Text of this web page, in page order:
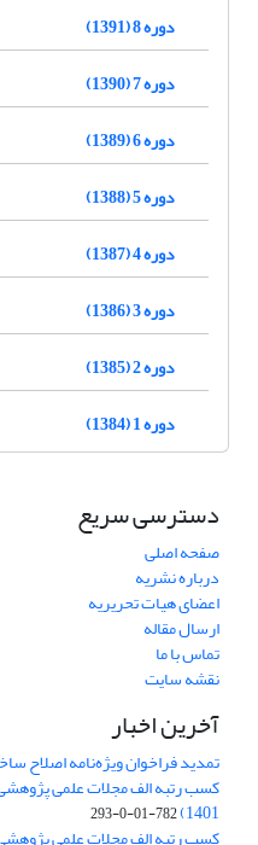
دوره 8 (1391)
دوره 7 (1390)
دوره 6 (1389)
دوره 5 (1388)
دوره 4 (1387)
دوره 3 (1386)
دوره 2 (1385)
دوره 1 (1384)
دسترسی سریع
صفحه اصلی
درباره نشریه
اعضای هیات تحریریه
ارسال مقاله
تماس با ما
نقشه سایت
آخرین اخبار
تمدید فراخوان ویژه‌نامه اصلاح
1401)
782-01-0-293
کسب رتبه الف مجلات علمی پژوهشی در